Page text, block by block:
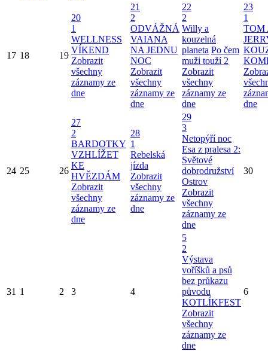
17 18 19
20
1
WELLNESS
VÍKEND
Zobrazit
všechny
záznamy ze
dne
21
2
ODVÁŽNÁ
VAIANA
NA JEDNU
NOC
Zobrazit
všechny
záznamy ze
dne
22
2
Willy a
kouzelná
planeta Po čem
muži touží 2
Zobrazit
všechny
záznamy ze
dne
23
1
TOM
dne
24 25 26
27
2
BARDOTKY
VZHLÍŽET
KE
HVĚZDÁM
Zobrazit
všechny
záznamy ze
dne
28
1
Rebelská
jízda
Zobrazit
všechny
záznamy ze
dne
29
3
Netopýří noc
Esa z pralesa 2:
Světové
dobrodružství
Ostrov
Zobrazit
všechny
záznamy ze
dne
30
31 1 2 3 4
5
2
Výstava
voříšků a psů
bez průkazu
původu
KOTLÍKFEST
Zobrazit
všechny
záznamy ze
dne
6